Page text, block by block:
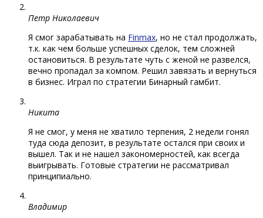
Петр Николаевич
Я смог зарабатывать на Finmax, но не стал продолжать,
т.к. как чем больше успешных сделок, тем сложней
остановиться. В результате чуть с женой не развелся,
вечно пропадал за компом. Решил завязать и вернуться
в бизнес. Играл по стратегии Бинарный гамбит.
Никита
Я не смог, у меня не хватило терпения, 2 недели гонял
туда сюда депозит, в результате остался при своих и
вышел. Так и не нашел закономерностей, как всегда
выигрывать. Готовые стратегии не рассматривал
принципиально.
Владимир